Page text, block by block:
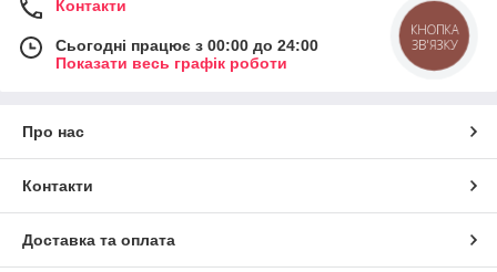
Контакти
Сьогодні працює з 00:00 до 24:00
Показати весь графік роботи
Про нас
Контакти
Доставка та оплата
КНОПКА
ЗВ'ЯЗКУ